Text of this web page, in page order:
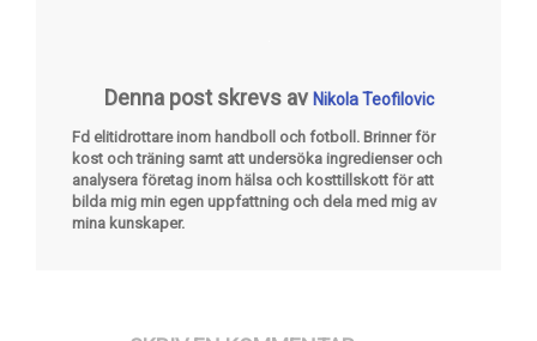
Denna post skrevs av Nikola Teofilovic
Fd elitidrottare inom handboll och fotboll. Brinner för
kost och träning samt att undersöka ingredienser och
analysera företag inom hälsa och kosttillskott för att
bilda mig min egen uppfattning och dela med mig av
mina kunskaper.